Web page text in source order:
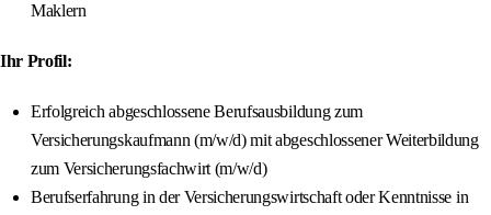
Maklern
Ihr Profil:
Erfolgreich abgeschlossene Berufsausbildung zum
Versicherungskaufmann (m/w/d) mit abgeschlossener Weiterbildung
zum Versicherungsfachwirt (m/w/d)
Berufserfahrung in der Versicherungswirtschaft oder Kenntnisse in